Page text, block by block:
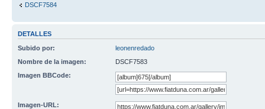
DSCF7584
DETALLES
Subido por:
leonenredado
Nombre de la imagen:
DSCF7583
Imagen BBCode:
Imagen-URL: